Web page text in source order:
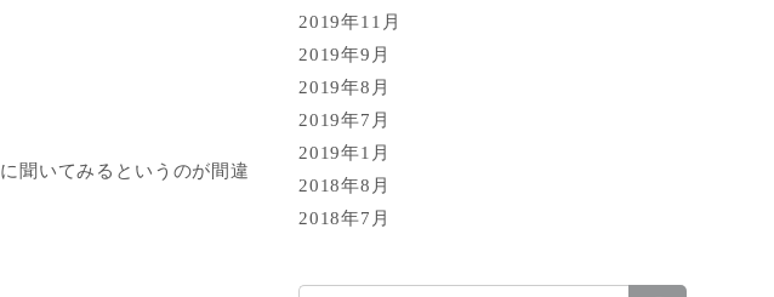
聞いてみるというのが間違
2019年11月
2019年9月
2019年8月
2019年7月
2019年1月
2018年8月
2018年7月